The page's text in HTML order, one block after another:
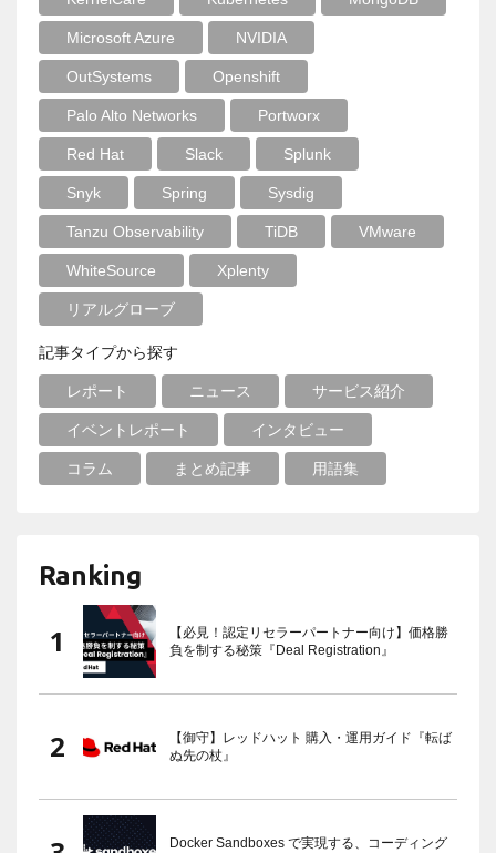
Microsoft Azure NVIDIA
OutSystems Openshift
Palo Alto Networks Portworx
Red Hat Slack Splunk
Snyk Spring Sysdig
Tanzu Observability TiDB VMware
WhiteSource Xplenty
リアルグローブ
記事タイプから探す
レポート ニュース サービス紹介
イベントレポート インタビュー
コラム まとめ記事 用語集
Ranking
【必見！認定リセラーパートナー向け】価格勝
負を制する秘策『Deal Registration』
【御守】レッドハット 購入・運用ガイド『転ば
ぬ先の杖』
Docker Sandboxes で実現する、コーディング